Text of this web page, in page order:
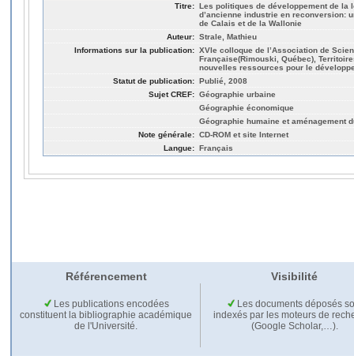
Titre: Les politiques de développement de la
d’ancienne industrie en reconversion:
de Calais et de la Wallonie
Auteur: Strale, Mathieu
Informations sur la publication: XVIe colloque de l’Association de
Française(Rimouski, Québec),
nouvelles ressources pour le
Statut de publication: Publié, 2008
Sujet CREF: Géographie urbaine
Géographie économique
Géographie humaine et aménagement
Note générale: CD-ROM et site Internet
Langue: Français
Référencement Visibilité
Les publications encodées
constituent la bibliographie académique
de l'Université.
Les documents déposés
indexés par les moteurs de
(Google Scholar,…).